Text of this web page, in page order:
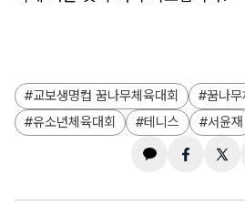
교보생명컵 꿈나무체육대회
꿈나무
유소년체육대회
테니스 서윤재